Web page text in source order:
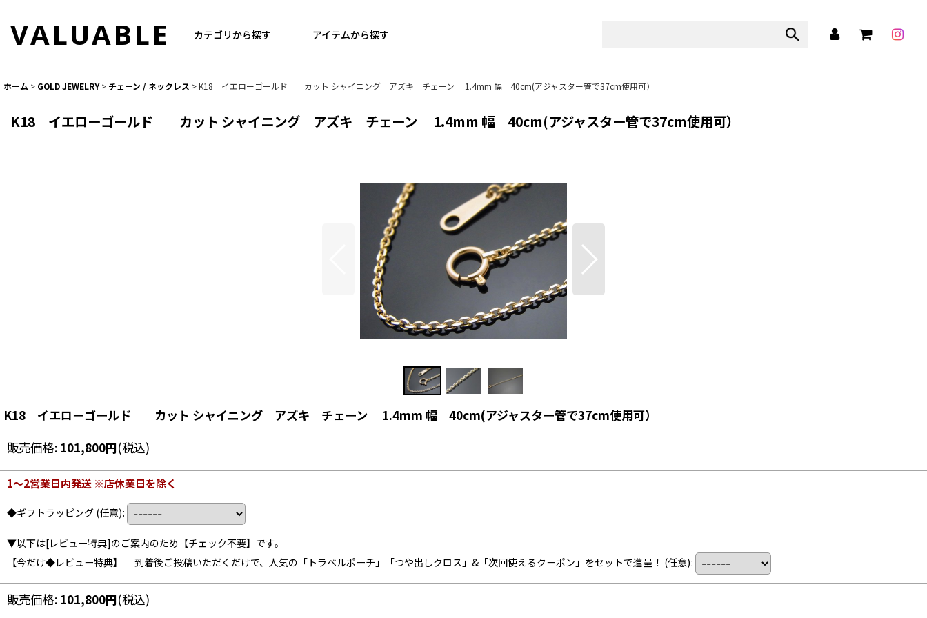
VALUABLE カテゴリから探す アイテムから探す
ホーム > GOLD JEWELRY > チェーン / ネックレス >K18 イエローゴールド カット シャイニング アズキ チェーン 1.4mm 幅 40cm(アジャスター管で37cm使用可）
K18 イエローゴールド カット シャイニング アズキ チェーン 1.4mm 幅 40cm(アジャスター管で37cm使用可）
K18 イエローゴールド カット シャイニング アズキ チェーン 1.4mm 幅 40cm(アジャスター管で37cm使用可）
販売価格: 101,800円(税込)
1〜2営業日内発送 ※店休業日を除く
◆ギフトラッピング (任意):
▼以下は[レビュー特典]のご案内のため【チェック不要】です。
【今だけ◆レビュー特典】｜ 到着後ご投稿いただくだけで、人気の「トラベルポーチ」「つや出しクロス」&「次回使えるクーポン」をセットで進呈！ (任意):
販売価格: 101,800円(税込)